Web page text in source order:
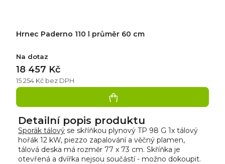
Hrnec Paderno 110 l průměr 60 cm
Na dotaz
15 254 Kč bez DPH
18 457 Kč
Detailní popis produktu
Sporák tálový se skříňkou plynový TP 98 G 1x tálový
hořák 12 kW, piezzo zapalování a věčný plamen,
tálová deska má rozměr 77 x 73 cm. Skříňka je
otevřená a dvířka nejsou součástí - možno dokoupit.